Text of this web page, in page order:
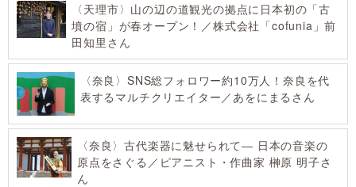
〈天理市〉山の辺の道観光の拠点に日本初の「古
墳の宿」が春オープン！／株式会社「cofunia」前
田知里さん
〈奈良〉SNS総フォロワー約10万人！奈良を代
表するマルチクリエイター／あをにまるさん
〈奈良〉古代楽器に魅せられて― 日本の音楽の
原点をさぐる／ピアニスト・作曲家 榊原 明子さ
ん